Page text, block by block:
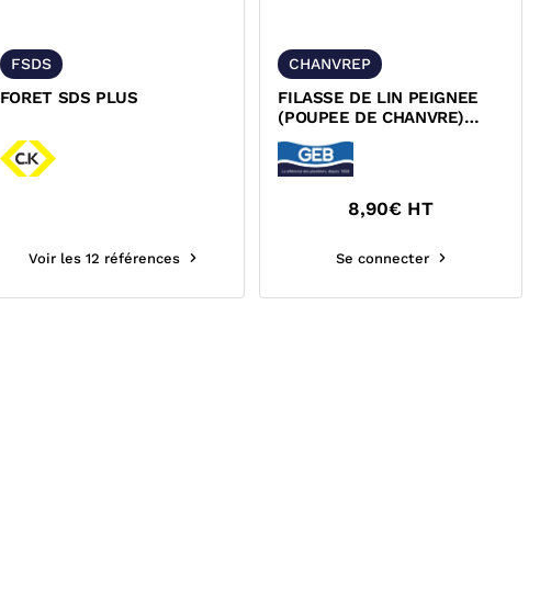
FSDS
FORET SDS PLUS
Voir les 12 références
CHANVREP
FILASSE DE LIN PEIGNEE
(POUPEE DE CHANVRE)
CHANVREP
8,90€ HT
Se connecter